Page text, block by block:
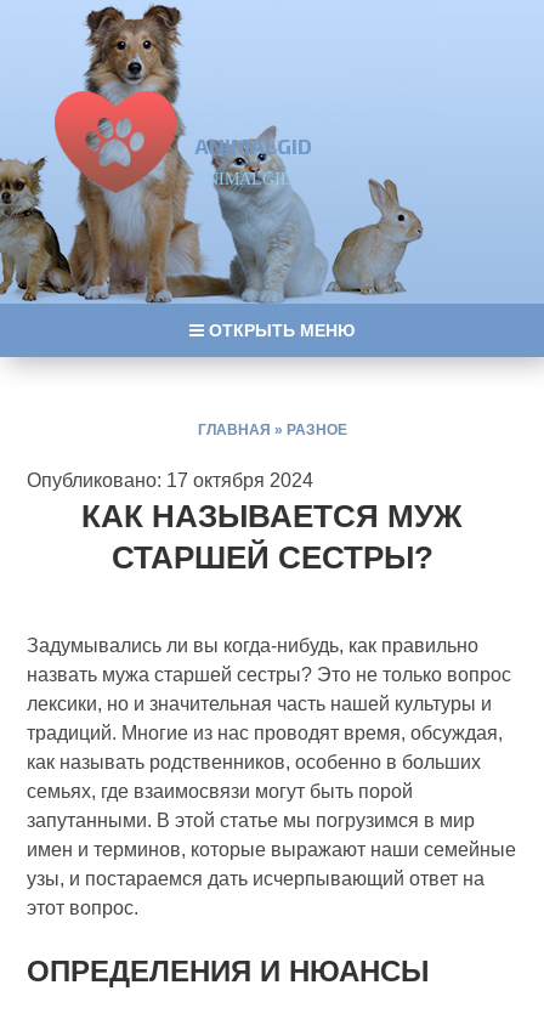
ANIMALGID
ANIMALGID
ОТКРЫТЬ МЕНЮ
ГЛАВНАЯ » РАЗНОЕ
Опубликовано: 17 октября 2024
КАК НАЗЫВАЕТСЯ МУЖ
СТАРШЕЙ СЕСТРЫ?
Задумывались ли вы когда-нибудь, как правильно
назвать мужа старшей сестры? Это не только вопрос
лексики, но и значительная часть нашей культуры и
традиций. Многие из нас проводят время, обсуждая,
как называть родственников, особенно в больших
семьях, где взаимосвязи могут быть порой
запутанными. В этой статье мы погрузимся в мир
имен и терминов, которые выражают наши семейные
узы, и постараемся дать исчерпывающий ответ на
этот вопрос.
ОПРЕДЕЛЕНИЯ И НЮАНСЫ